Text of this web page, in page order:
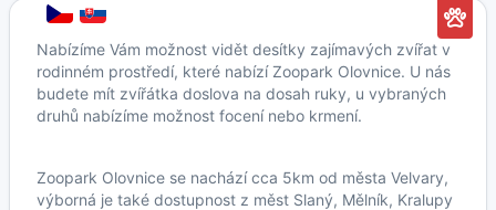
Nabízíme Vám možnost vidět desítky zajímavých zvířat v
rodinném prostředí, které nabízí Zoopark Olovnice. U nás
budete mít zvířátka doslova na dosah ruky, u vybraných
druhů nabízíme možnost focení nebo krmení.
Zoopark Olovnice se nachází cca 5km od města Velvary,
výborná je také dostupnost z měst Slaný, Mělník, Kralupy